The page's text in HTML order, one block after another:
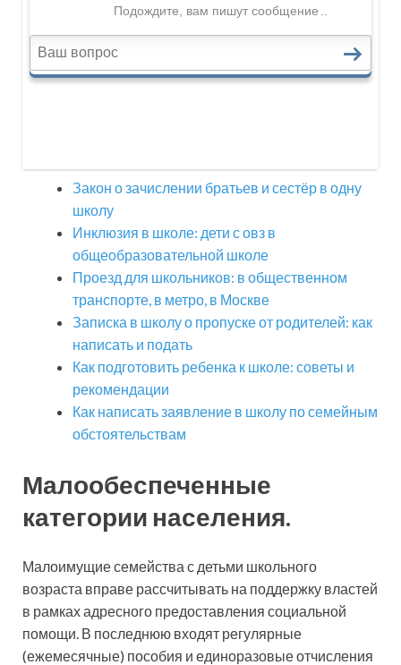
Закон о зачислении братьев и сестёр в одну
школу
Инклюзия в школе: дети с овз в
общеобразовательной школе
Проезд для школьников: в общественном
транспорте, в метро, в Москве
Записка в школу о пропуске от родителей: как
написать и подать
Как подготовить ребенка к школе: советы и
рекомендации
Как написать заявление в школу по семейным
обстоятельствам
Малообеспеченные
категории населения.
Малоимущие семейства с детьми школьного
возраста вправе рассчитывать на поддержку властей
в рамках адресного предоставления социальной
помощи. В последнюю входят регулярные
(ежемесячные) пособия и единоразовые отчисления